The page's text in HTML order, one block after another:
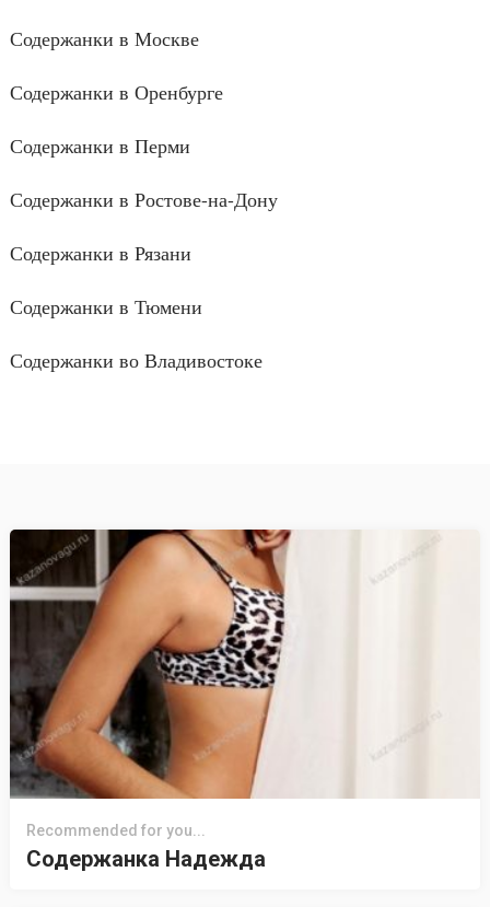
Содержанки в Москве
Содержанки в Оренбурге
Содержанки в Перми
Содержанки в Ростове-на-Дону
Содержанки в Рязани
Содержанки в Тюмени
Содержанки во Владивостоке
Recommended for you...
Содержанка Надежда